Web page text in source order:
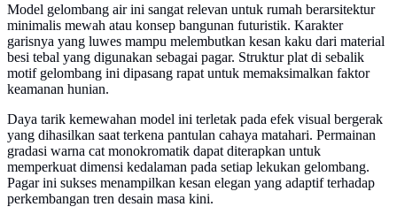
Model gelombang air ini sangat relevan untuk rumah berarsitektur
minimalis mewah atau konsep bangunan futuristik. Karakter
garisnya yang luwes mampu melembutkan kesan kaku dari material
besi tebal yang digunakan sebagai pagar. Struktur plat di sebalik
motif gelombang ini dipasang rapat untuk memaksimalkan faktor
keamanan hunian.
Daya tarik kemewahan model ini terletak pada efek visual bergerak
yang dihasilkan saat terkena pantulan cahaya matahari. Permainan
gradasi warna cat monokromatik dapat diterapkan untuk
memperkuat dimensi kedalaman pada setiap lekukan gelombang.
Pagar ini sukses menampilkan kesan elegan yang adaptif terhadap
perkembangan tren desain masa kini.